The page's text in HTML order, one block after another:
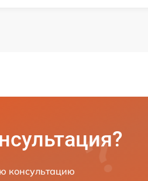
консультацию